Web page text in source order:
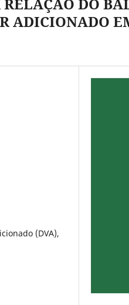
ADICIONADO
(DVA),